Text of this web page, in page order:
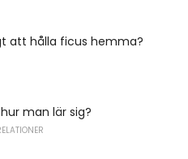
att hålla ficus hemma?
man lär sig?